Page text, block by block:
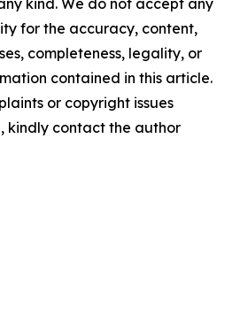
kind. We do not accept any
for the accuracy, content,
completeness, legality, or
contained in this article.
or copyright issues
kindly contact the author